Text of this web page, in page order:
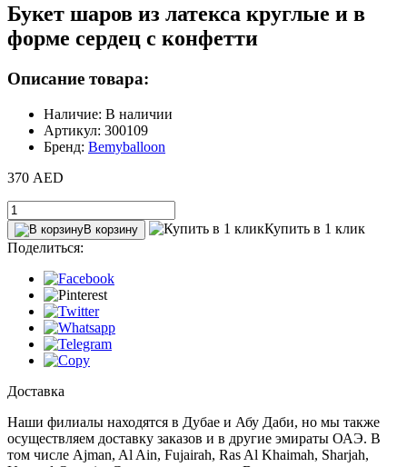
Букет шаров из латекса круглые и в
форме сердец с конфетти
Описание товара:
Наличие: В наличии
Артикул: 300109
Бренд: Bemyballoon
370 AED
В корзину
Купить в 1 клик
Поделиться:
Доставка
Наши филиалы находятся в Дубае и Абу Даби, но мы также
осуществляем доставку заказов и в другие эмираты ОАЭ. В
том числе Ajman, Al Ain‎, Fujairah, Ras Al Khaimah, Sharjah,